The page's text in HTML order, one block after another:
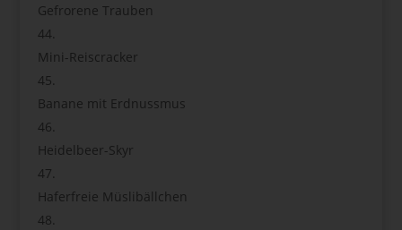
Gefrorene Trauben
Mini-Reiscracker
Banane mit Erdnussmus
Heidelbeer-Skyr
Haferfreie Müslibällchen